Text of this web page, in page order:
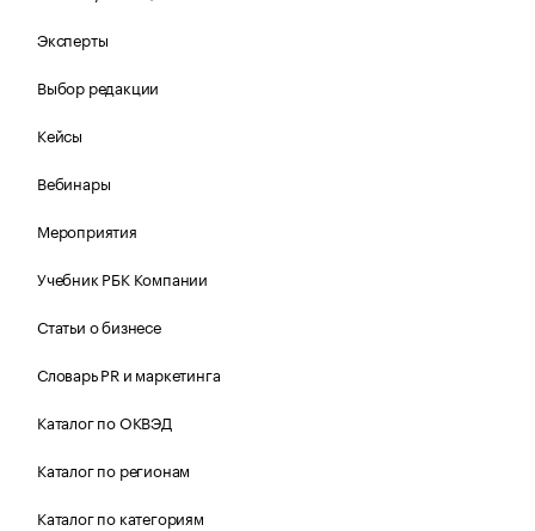
Эксперты
Выбор редакции
Кейсы
Вебинары
Мероприятия
Учебник РБК Компании
Статьи о бизнесе
Словарь PR и маркетинга
Каталог по ОКВЭД
Каталог по регионам
Каталог по категориям